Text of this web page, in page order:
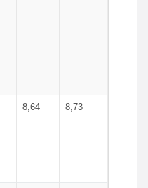
8,64 8,73